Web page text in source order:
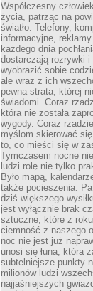
Współczesny
życia, patrząc na
światło. Telefony,
informacyjne,
każdego dnia
dostarczają rozrywki i
wyobrazić sobie
ale wraz z ich
pewna strata, której
świadomi. Coraz
która nie została
wygody. Coraz
myślom skierować
to, co mieści się w
Tymczasem nocne
ludzi rolę nie tylko
Było mapą,
także pocieszenia.
dziś większego
jest wyłącznie brak
sztuczne, które z
ciemność z naszego
noc nie jest już
unosi się łuna, która
subtelniejsze punkty
milionów ludzi
najjaśniejszych